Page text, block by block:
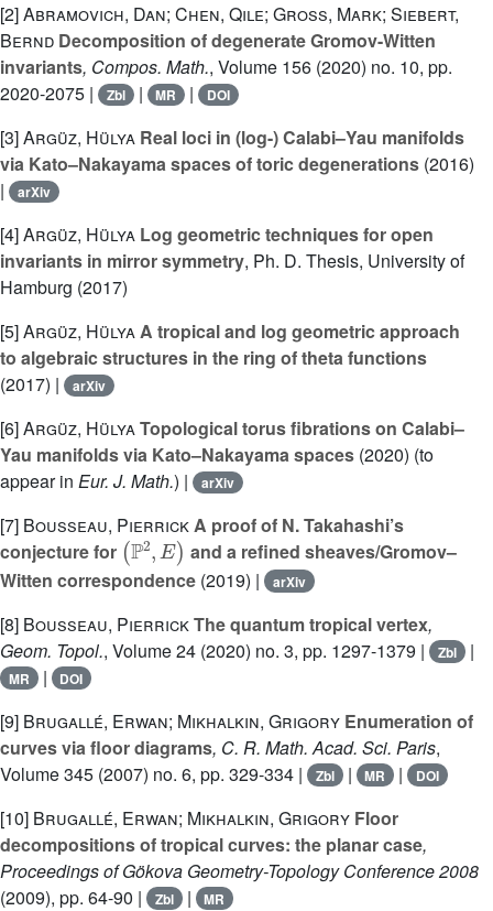
[2]Abramovich, Dan; Chen, Qile; Gross, Mark; Siebert,
Bernd Decomposition of degenerate Gromov-Witten
invariants, Compos. Math., Volume 156 (2020) no. 10, pp.
2020-2075 |
Zbl | MR | DOI
[3]Argüz, Hülya Real loci in (log-) Calabi–Yau manifolds
via Kato–Nakayama spaces of toric degenerations (2016)
|
arXiv
[4]Argüz, Hülya Log geometric techniques for open
invariants in mirror symmetry, Ph. D. Thesis, University of
Hamburg (2017)
[5]Argüz, HülyaA tropical and log geometric approach
to algebraic structures in the ring of theta functions
(2017) |
arXiv
[6]Argüz, HülyaTopological torus fibrations on Calabi–
Yau manifolds via Kato–Nakayama spaces (2020) (to
appear in Eur. J. Math.) | arXiv
[7] Bousseau, PierrickA proof of N. Takahashi’s
conjecture for
(ℙ2,E)
and a refined sheaves/Gromov–
Witten correspondence (2019) | arXiv
[8] Bousseau, PierrickThe quantum tropical vertex,
Geom. Topol., Volume 24 (2020) no. 3, pp. 1297-1379 | Zbl |
MR | DOI
[9] Brugallé, Erwan; Mikhalkin, Grigory Enumeration of
curves via floor diagrams, C. R. Math. Acad. Sci. Paris,
Volume 345 (2007) no. 6, pp. 329-334 | Zbl | MR | DOI
[10] Brugallé, Erwan; Mikhalkin, Grigory Floor
decompositions of tropical curves: the planar case,
Proceedings of Gökova Geometry-Topology Conference 2008
(2009), pp. 64-90 |
Zbl | MR